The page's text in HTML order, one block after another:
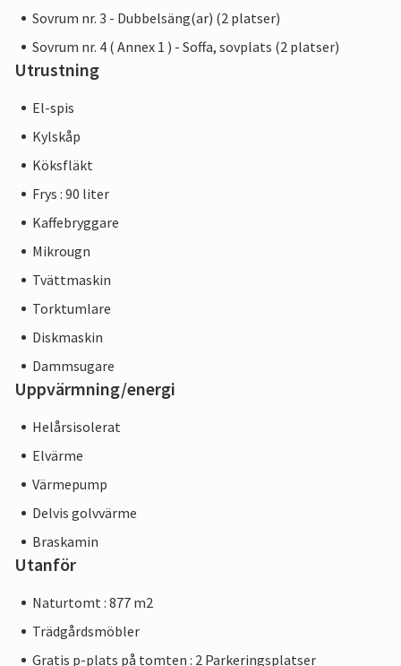
Sovrum nr. 3 - Dubbelsäng(ar) (2 platser)
Sovrum nr. 4 ( Annex 1 ) - Soffa, sovplats (2 platser)
Utrustning
El-spis
Kylskåp
Köksfläkt
Frys : 90 liter
Kaffebryggare
Mikrougn
Tvättmaskin
Torktumlare
Diskmaskin
Dammsugare
Uppvärmning/energi
Helårsisolerat
Elvärme
Värmepump
Delvis golvvärme
Braskamin
Utanför
Naturtomt : 877 m2
Trädgårdsmöbler
Gratis p-plats på tomten : 2 Parkeringsplatser